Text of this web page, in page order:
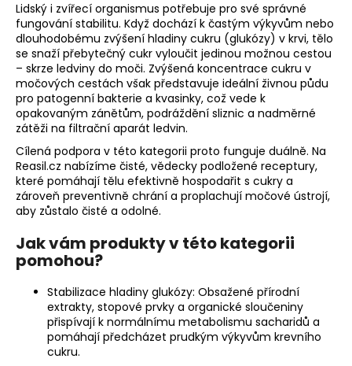
a
c
í
p
r
v
k
y
v
ý
p
i
u
Lidský i zvířecí organismus potřebuje pro své správné
fungování stabilitu. Když dochází k častým výkyvům nebo
dlouhodobému zvýšení hladiny cukru (glukózy) v krvi, tělo
se snaží přebytečný cukr vyloučit jedinou možnou cestou
– skrze ledviny do moči. Zvýšená koncentrace cukru v
močových cestách však představuje ideální živnou půdu
pro patogenní bakterie a kvasinky, což vede k
opakovaným zánětům, podráždění sliznic a nadměrné
zátěži na filtrační aparát ledvin.
Cílená podpora v této kategorii proto funguje duálně. Na
Reasil.cz nabízíme čisté, vědecky podložené receptury,
které pomáhají tělu efektivně hospodařit s cukry a
zároveň preventivně chrání a proplachují močové ústrojí,
aby zůstalo čisté a odolné.
Jak vám produkty v této kategorii
pomohou?
Stabilizace hladiny glukózy: Obsažené přírodní
extrakty, stopové prvky a organické sloučeniny
přispívají k normálnímu metabolismu sacharidů a
pomáhají předcházet prudkým výkyvům krevního
cukru.